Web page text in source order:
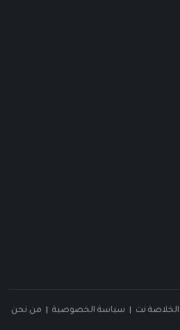
سياسة الخصوصية من نحن